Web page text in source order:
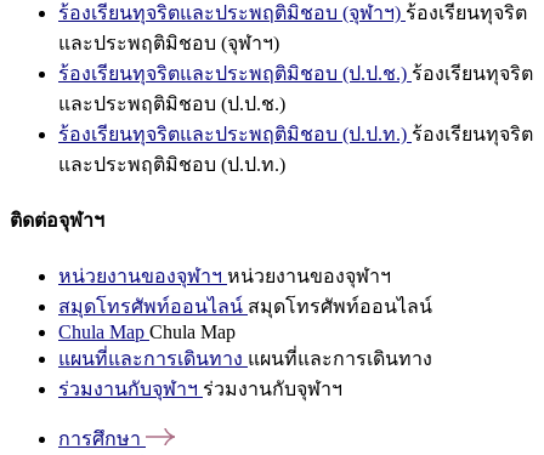
ร้องเรียนทุจริตและประพฤติมิชอบ (จุฬาฯ) ร้องเรียนทุจริต
และประพฤติมิชอบ (จุฬาฯ)
ร้องเรียนทุจริตและประพฤติมิชอบ (ป.ป.ช.) ร้องเรียนทุจริต
และประพฤติมิชอบ (ป.ป.ช.)
ร้องเรียนทุจริตและประพฤติมิชอบ (ป.ป.ท.) ร้องเรียนทุจริต
และประพฤติมิชอบ (ป.ป.ท.)
ติดต่อจุฬาฯ
หน่วยงานของจุฬาฯ หน่วยงานของจุฬาฯ
สมุดโทรศัพท์ออนไลน์ สมุดโทรศัพท์ออนไลน์
Chula Map Chula Map
แผนที่และการเดินทาง แผนที่และการเดินทาง
ร่วมงานกับจุฬาฯ ร่วมงานกับจุฬาฯ
การศึกษา